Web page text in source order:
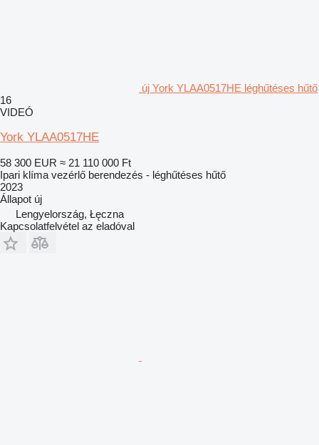
új York YLAA0517HE léghűtéses hűtő
16
VIDEÓ
York YLAA0517HE
58 300 EUR ≈ 21 110 000 Ft
Ipari klíma vezérlő berendezés - léghűtéses hűtő
2023
Állapot új
Lengyelország, Łęczna
Kapcsolatfelvétel az eladóval